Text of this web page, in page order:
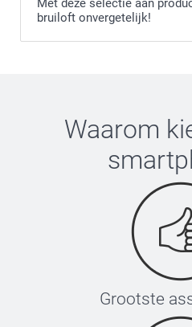
Met deze selectie aan
bruiloft onvergetelijk!
Waarom
Grootste